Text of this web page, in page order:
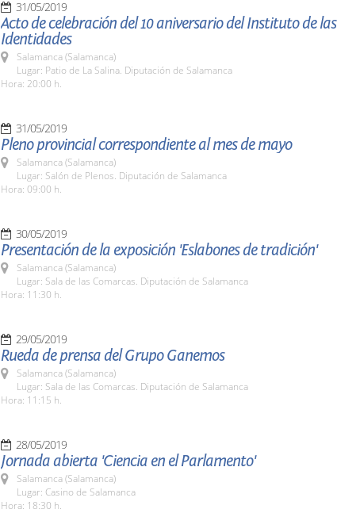
31/05/2019
Acto de celebración del 10 aniversario del Instituto de las
Identidades
Salamanca (Salamanca)
Lugar: Patio de La Salina. Diputación de Salamanca
Hora: 20:00 h.
31/05/2019
Pleno provincial correspondiente al mes de mayo
Salamanca (Salamanca)
Lugar: Salón de Plenos. Diputación de Salamanca
Hora: 09:00 h.
30/05/2019
Presentación de la exposición 'Eslabones de tradición'
Salamanca (Salamanca)
Lugar: Sala de las Comarcas. Diputación de Salamanca
Hora: 11:30 h.
29/05/2019
Rueda de prensa del Grupo Ganemos
Salamanca (Salamanca)
Lugar: Sala de las Comarcas. Diputación de Salamanca
Hora: 11:15 h.
28/05/2019
Jornada abierta 'Ciencia en el Parlamento'
Salamanca (Salamanca)
Lugar: Casino de Salamanca
Hora: 18:30 h.